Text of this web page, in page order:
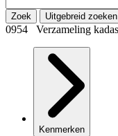
Zoek Uitgebreid zoeken
0954 Verzameling
Kenmerken